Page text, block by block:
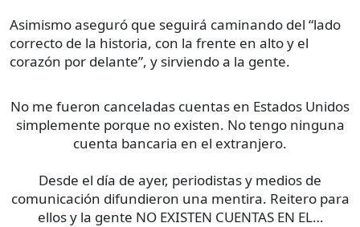
Asimismo aseguró que seguirá caminando del “lado
correcto de la historia, con la frente en alto y el
corazón por delante”, y sirviendo a la gente.
No me fueron canceladas cuentas en Estados Unidos
simplemente porque no existen. No tengo ninguna
cuenta bancaria en el extranjero.
Desde el día de ayer, periodistas y medios de
comunicación difundieron una mentira. Reitero para
ellos y la gente NO EXISTEN CUENTAS EN EL…